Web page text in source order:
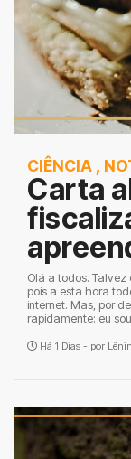
CIÊNCIA ,
Carta
Olá a todos. Talvez
pois a esta hora
internet. Mas, por
rapidamente: eu
Há 1 Dias - por